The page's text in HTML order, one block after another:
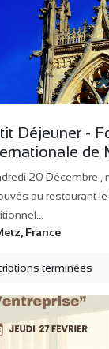
Déjeuner -
de
20 Décembre
au restaurant
France
terminées